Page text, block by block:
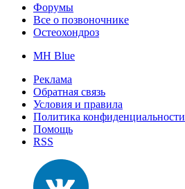
Форумы
Все о позвоночнике
Остеохондроз
MH Blue
Реклама
Обратная связь
Условия и правила
Политика конфиденциальности
Помощь
RSS